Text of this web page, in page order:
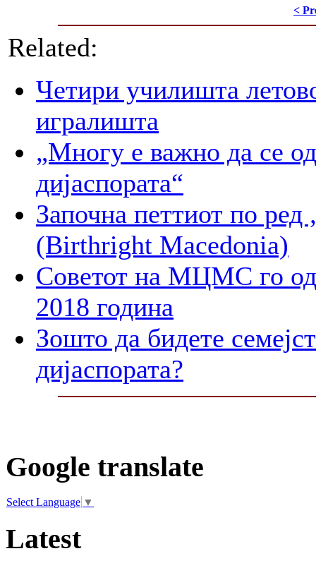
<
Related:
Четири училишта
игралишта
„Многу е важно да се
дијаспората“
Започна петтиот по
(Birthright Macedonia)
Советот на МЦМС го
2018 година
Зошто да бидете
дијаспората?
Google translate
Select Language ▼
Latest